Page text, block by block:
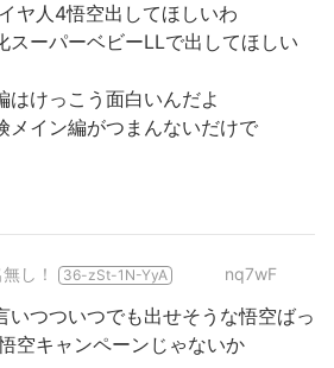
ヤ人4悟空出してほしいわ
スーパーベビーLLで出してほしい
はけっこう面白いんだよ
メイン編がつまんないだけで
し！ 36-zSt-1N-YyA nq7wF
いつついつでも出せそうな悟空ばっ
空キャンペーンじゃないか